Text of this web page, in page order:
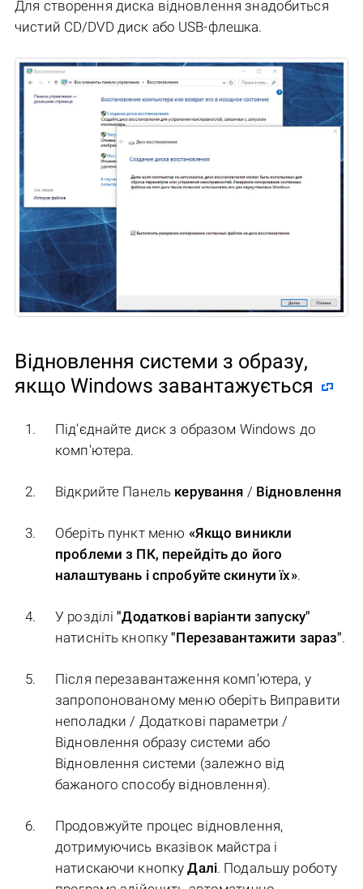
Для створення диска відновлення знадобиться
чистий CD/DVD диск або USB-флешка.
Відновлення системи з образу,
якщо Windows завантажується
Під’єднайте диск з образом Windows до
комп'ютера.
Відкрийте Панель керування / Відновлення
Оберіть пункт меню «Якщо виникли
проблеми з ПК, перейдіть до його
налаштувань і спробуйте скинути їх».
У розділі"Додаткові варіанти запуску"
натисніть кнопку"Перезавантажити зараз".
Після перезавантаження комп'ютера, у
запропонованому меню оберіть Виправити
неполадки / Додаткові параметри /
Відновлення образу системи або
Відновлення системи (залежно від
бажаного способу відновлення).
Продовжуйте процес відновлення,
дотримуючись вказівок майстра і
натискаючи кнопкуДалі. Подальшу роботу